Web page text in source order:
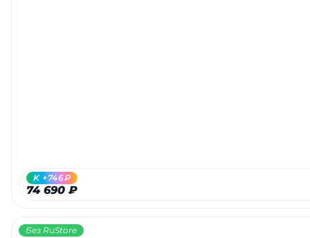
74 690 ₽
K +746₽
Без RuStore